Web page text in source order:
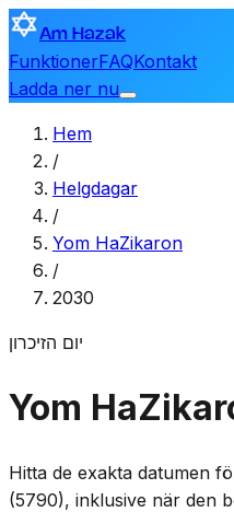
Am Hazak
FunktionerFAQKontakt
Ladda ner nu
Hem
/
Helgdagar
/
Yom HaZikaron
/
2030
יום הזיכרון
Yom
Hitta de exakta datumen
(5790), inklusive när den